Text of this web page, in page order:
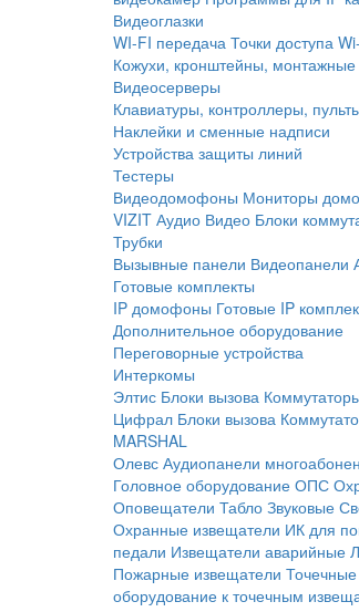
Видеоглазки
WI-FI передача Точки доступа
Кожухи, кронштейны, монтажные
Видеосерверы
Клавиатуры, контроллеры,
Наклейки и сменные надписи
Устройства защиты линий
Тестеры
Видеодомофоны Мониторы
VIZIT Аудио Видео Блоки
Трубки
Вызывные панели Видеопанели
Готовые комплекты
IP домофоны Готовые IP
Дополнительное оборудование
Переговорные устройства
Интеркомы
Элтис Блоки вызова
Цифрал Блоки вызова
MARSHAL
Олевс Аудиопанели
Головное оборудование ОПС
Оповещатели Табло Звуковые
Охранные извещатели ИК для
педали Извещатели аварийные
Пожарные извещатели
оборудование к точечным